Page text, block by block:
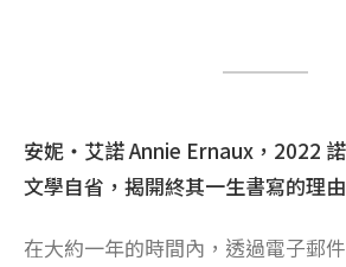
安妮・艾諾 Annie Ernaux，2022
文學自省，揭開終其一生書寫的理
在大約一年的時間內，透過電子郵